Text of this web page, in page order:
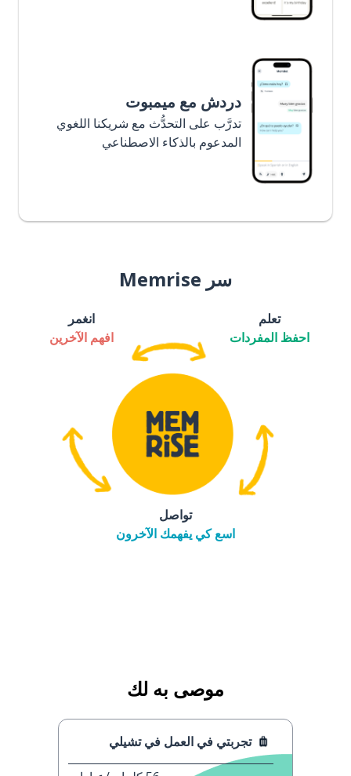
دردش مع ميمبوت
تدرَّب على التحدُّث مع شريكنا اللغوي
المدعوم بالذكاء الاصطناعي
سر Memrise
تعلم
احفظ المفردات
انغمر
افهم الآخرين
تواصل
اسع كي يفهمك الآخرون
موصى به لك
تجربتي في العمل في تشيلي